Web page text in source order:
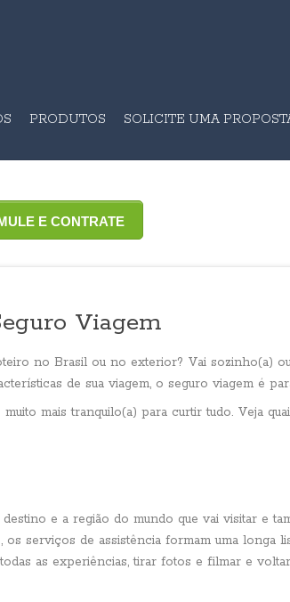
PRODUTOS SOLICITE UMA
E CONTRATE
Viagem
no Brasil ou no exterior? Vai sozinho(a)
de sua viagem, o seguro viagem é
mais tranquilo(a) para curtir tudo. Veja
e a região do mundo que vai visitar e
serviços de assistência formam uma longa
as experiências, tirar fotos e filmar e